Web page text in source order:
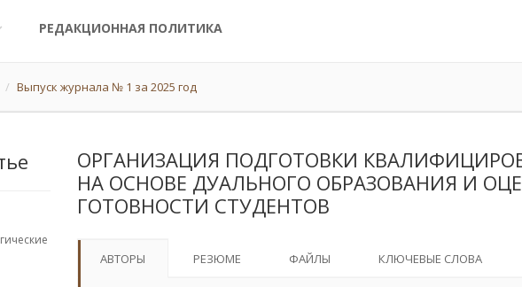
РЕДАКЦИОННАЯ ПОЛИТИКА
Выпуск журнала № 1 за 2025 год
ОРГАНИЗАЦИЯ ПОДГОТОВКИ
НА ОСНОВЕ ДУАЛЬНОГО ОБРАЗОВАНИЯ И
ГОТОВНОСТИ СТУДЕНТОВ
АВТОРЫ РЕЗЮМЕ ФАЙЛЫ КЛЮЧЕВЫЕ СЛОВА